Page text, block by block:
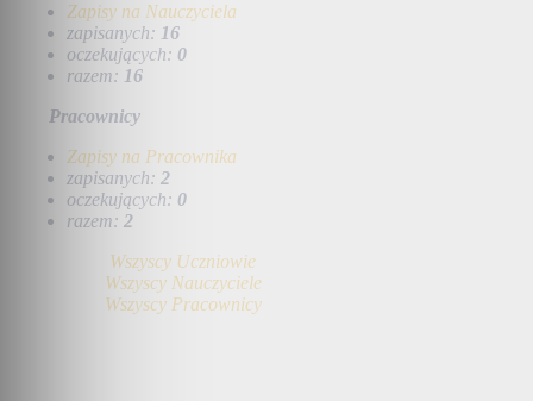
Zapisy na Nauczyciela
zapisanych: 16
oczekujących: 0
razem: 16
Pracownicy
Zapisy na Pracownika
zapisanych: 2
oczekujących: 0
razem: 2
Wszyscy Uczniowie
Wszyscy Nauczyciele
Wszyscy Pracownicy